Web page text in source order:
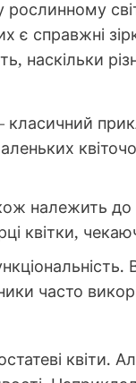
є справжні
наскільки
належить
квітки,
часто
квіти.